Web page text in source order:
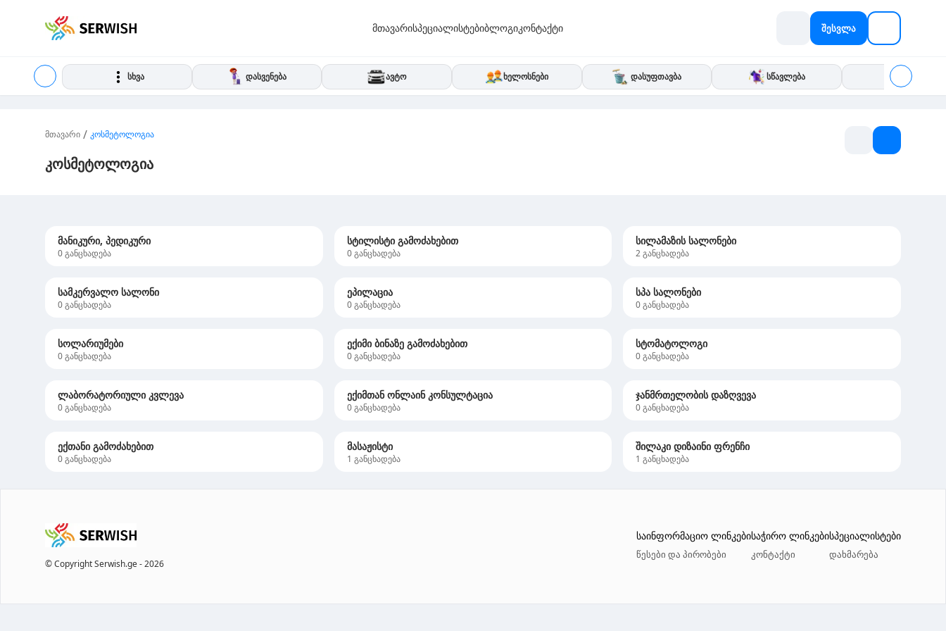
მთავარისპეციალისტებიბლოგიკონტაქტი შესვლა
სხვა დასვენება ავტო ხელოსნები დასუფთავბა სწავლება IT
მთავარი / კოსმეტოლოგია
კოსმეტოლოგია
მანიკური, პედიკური
0განცხადება
სტილისტი გამოძახებით
0განცხადება
სილამაზის სალონები
2განცხადება
სამკერვალო სალონი
0განცხადება
ეპილაცია
0განცხადება
სპა სალონები
0განცხადება
სოლარიუმები
0განცხადება
ექიმი ბინაზე გამოძახებით
0განცხადება
სტომატოლოგი
0განცხადება
ლაბორატორიული კვლევა
0განცხადება
ექიმთან ონლაინ კონსულტაცია
0განცხადება
ჯანმრთელობის დაზღვევა
0განცხადება
ექთანი გამოძახებით
0განცხადება
მასაჟისტი
1 განცხადება
შილაკი დიზაინი ფრენჩი
1 განცხადება
© Copyright Serwish.ge -2026
საინფორმაციო ლინკები
წესები და პირობები
საჭირო ლინკები
კონტაქტი
სპეციალისტები
დახმარება